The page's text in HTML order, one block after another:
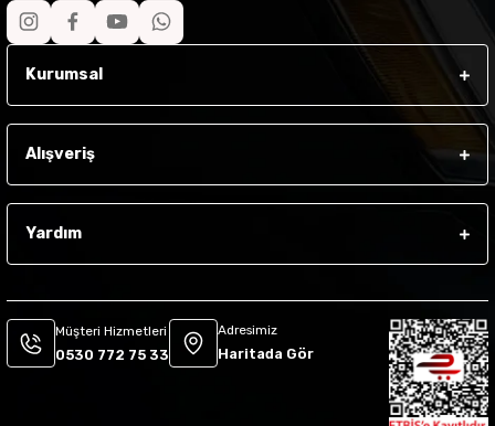
Kurumsal
Alışveriş
Yardım
Müşteri Hizmetleri
0530 772 75 33
Adresimiz
Haritada Gör